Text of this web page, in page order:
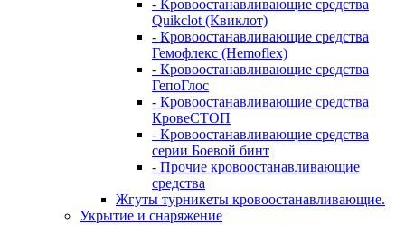
- Кровоостанавливающие средства
Quikclot (Квиклот)
- Кровоостанавливающие средства
Гемофлекс (Hemoflex)
- Кровоостанавливающие средства
ГепоГлос
- Кровоостанавливающие средства
КровеСТОП
- Кровоостанавливающие средства
серии Боевой бинт
- Прочие кровоостанавливающие
средства
Жгуты турникеты кровоостанавливающие.
Укрытие и снаряжение